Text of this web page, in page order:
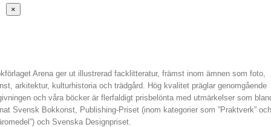
Stäng
snabbvy
×
Arena ger ut illustrerad facklitteratur, främst inom ämnen som foto,
arkitektur, kulturhistoria och trädgård. Hög kvalitet präglar genomgående
och våra böcker är flerfaldigt prisbelönta med utmärkelser som
Svensk Bokkonst, Publishing-Priset (inom kategorier som ”Praktverk” och
och Svenska Designpriset.